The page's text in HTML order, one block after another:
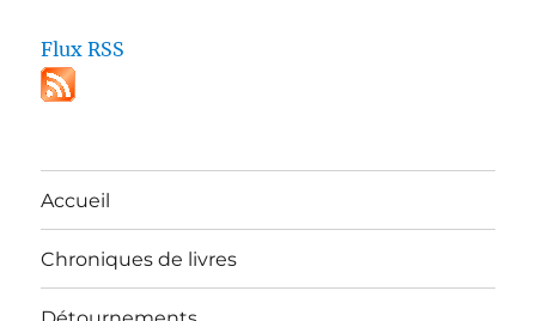
Flux RSS
Accueil
Chroniques de livres